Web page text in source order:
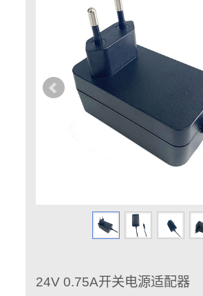
24V 0.75A开关电源适配器